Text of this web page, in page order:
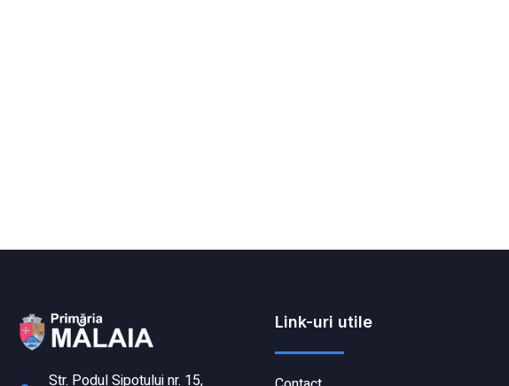
Str. Podul Sipotului nr. 15,
Link-uri utile